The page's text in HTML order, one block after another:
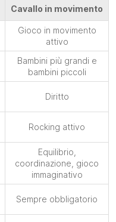
Cavallo in movimento
Gioco in movimento
attivo
Bambini più grandi e
bambini piccoli
Diritto
Rocking attivo
Equilibrio,
coordinazione, gioco
immaginativo
Sempre obbligatorio